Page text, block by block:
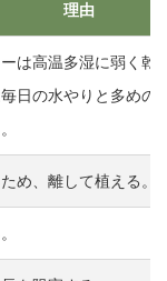
理由
は高温多湿に弱く乾
日の水やりと多めの
め、離して植える。